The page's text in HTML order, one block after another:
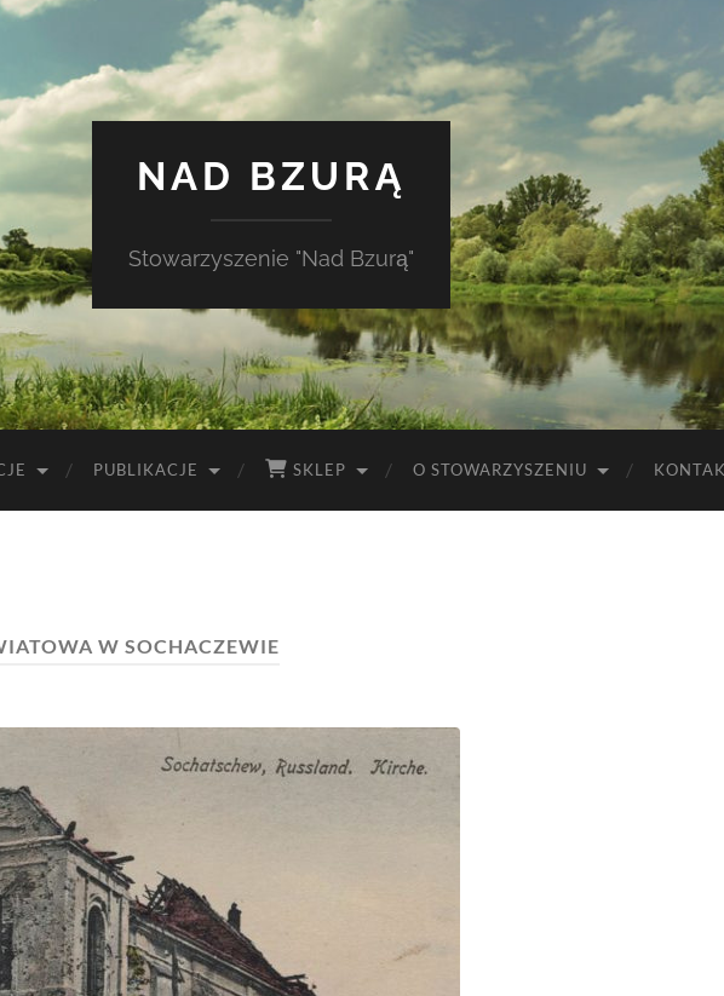
NAD BZURĄ
Stowarzyszenie "Nad Bzurą"
PUBLIKACJE SKLEP O STOWARZYSZENIU
W SOCHACZEWIE